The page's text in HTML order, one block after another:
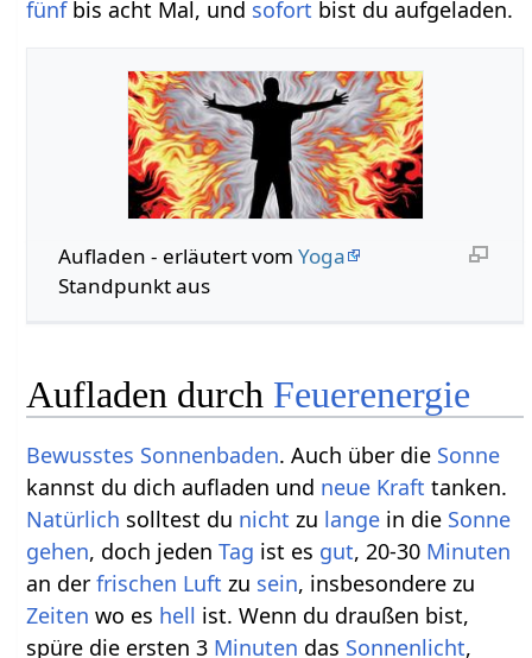
fünfbis acht Mal, und sofort bist du aufgeladen.
Aufladen - erläutert vom Yoga
Standpunkt aus
Aufladen durch Feuerenergie
Bewusstes Sonnenbaden. Auch über die Sonne
kannst du dich aufladen und neue Kraft tanken.
Natürlich solltest du nicht zu lange in die Sonne
gehen, doch jedenTag ist es gut, 20-30 Minuten
an derfrischen Luft zu sein, insbesondere zu
Zeiten wo es hell ist. Wenn du draußen bist,
spüre die ersten 3 Minuten das Sonnenlicht,